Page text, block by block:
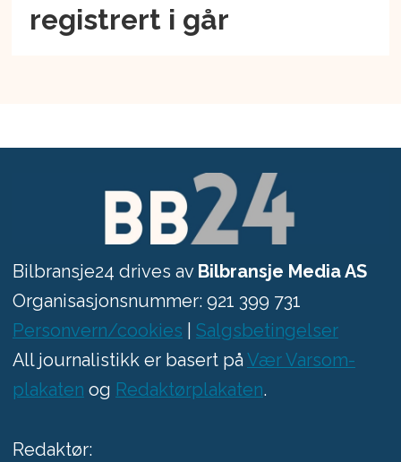
registrert i går
Bilbransje24 drives av Bilbransje Media AS
Organisasjonsnummer: 921 399 731
Personvern/cookies
Salgsbetingelser
All journalistikk er basert på Vær Varsom-
plakaten og Redaktørplakaten.
Redaktør: